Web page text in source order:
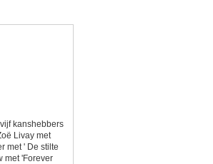
kanshebbers
Livay met
met ' De stilte
met 'Forever